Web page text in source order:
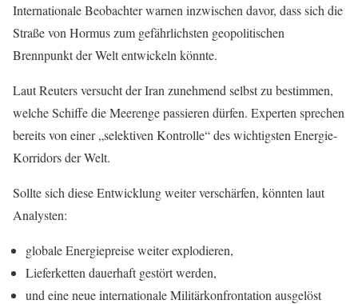
Internationale Beobachter warnen inzwischen davor, dass sich die
Straße von Hormus zum gefährlichsten geopolitischen
Brennpunkt der Welt entwickeln könnte.
Laut Reuters versucht der Iran zunehmend selbst zu bestimmen,
welche Schiffe die Meerenge passieren dürfen. Experten sprechen
bereits von einer „selektiven Kontrolle“ des wichtigsten Energie-
Korridors der Welt.
Sollte sich diese Entwicklung weiter verschärfen, könnten laut
Analysten:
globale Energiepreise weiter explodieren,
Lieferketten dauerhaft gestört werden,
und eine neue internationale Militärkonfrontation ausgelöst